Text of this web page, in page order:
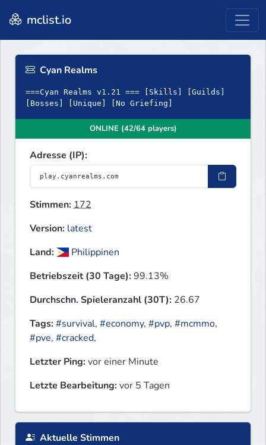
mclist.io
Cyan Realms
===Cyan Realms v1.21 === [Skills] [Guilds]
[Bosses] [Unique] [No Griefing]
ONLINE (42/64 players)
Adresse (IP):
Stimmen:172
Version: latest
Land:
Philippinen
Betriebszeit (30 Tage):99.13%
Durchschn. Spieleranzahl (30T): 26.67
Tags:#survival, #economy, #pvp, #mcmmo,
#pve, #cracked,
Letzter Ping:vor einer Minute
Letzte Bearbeitung:vor 5 Tagen
Aktuelle Stimmen